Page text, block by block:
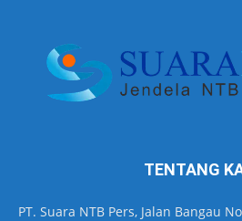
TENTANG
PT. Suara NTB Pers, Jalan Bangau